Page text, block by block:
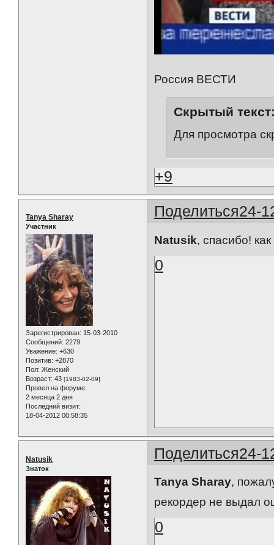
Россия ВЕСТИ
Скрытый
Для просмотра
+9
Поделиться24-
Tanya Sharay
Участник
Зарегистрирован: 15-03-2010
Сообщений: 2279
Уважение: +630
Позитив: +2870
Пол: Женский
Возраст: 43 [1983-02-09]
Провел на форуме:
2 месяца 2 дня
Последний визит:
18-04-2012 00:58:35
Natusik, спасибо!
0
Поделиться24-
Natusik
Знаток
Tanya Sharay,
рекордер не выдал
0